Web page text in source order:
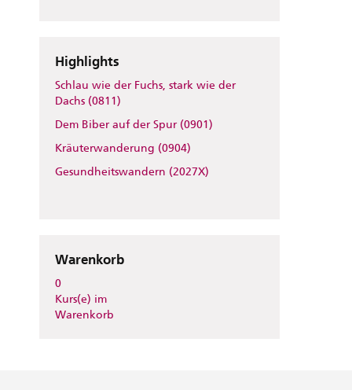
Highlights
Schlau wie der Fuchs, stark wie der
Dachs (0811)
Dem Biber auf der Spur (0901)
Kräuterwanderung (0904)
Gesundheitswandern (2027X)
Warenkorb
0
Kurs(e) im
Warenkorb